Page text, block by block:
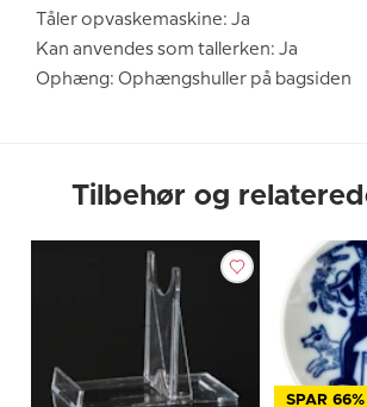
Tåler opvaskemaskine: Ja
Kan anvendes som tallerken: Ja
Ophæng: Ophængshuller på bagsiden
Tilbehør og
SPAR 66%